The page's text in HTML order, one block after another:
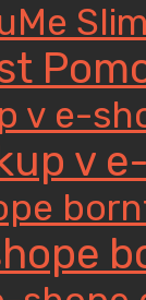
v e-
v